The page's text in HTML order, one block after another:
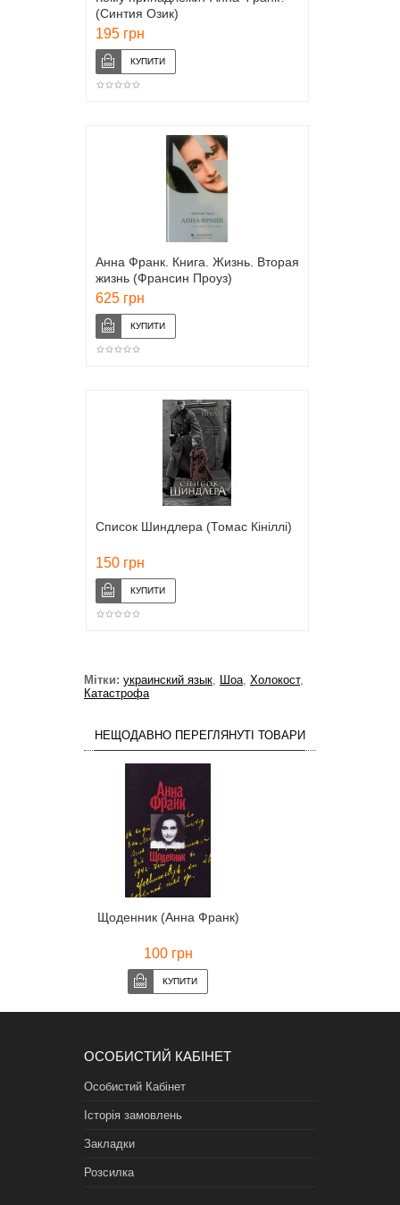
(Синтия Озик)
195 грн
Анна Франк. Книга. Жизнь. Вторая
жизнь (Франсин Проуз)
625 грн
Список Шиндлера (Томас Кініллі)
150 грн
Мітки: украинский язык, Шоа, Холокост,
Катастрофа
НЕЩОДАВНО ПЕРЕГЛЯНУТІ ТОВАРИ
Щоденник (Анна Франк)
100 грн
ОСОБИСТИЙ КАБІНЕТ
Особистий Кабінет
Історія замовлень
Закладки
Розсилка